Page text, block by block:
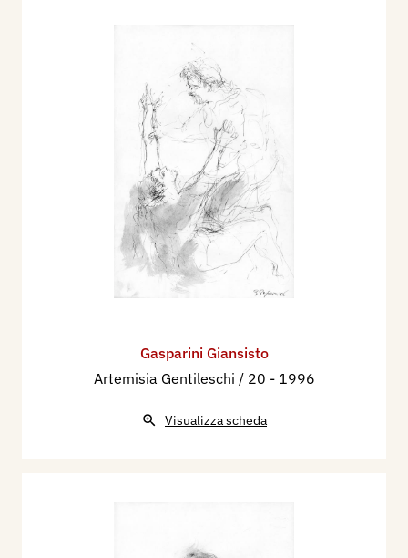
Gasparini Giansisto
Artemisia Gentileschi / 20 - 1996
Visualizza scheda